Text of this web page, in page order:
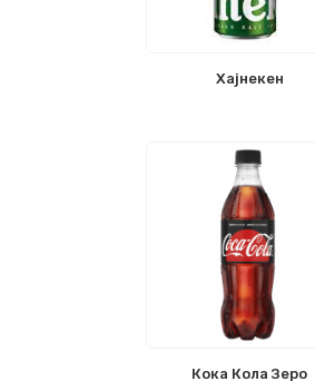
Хајнекен
Кока Кола Зеро